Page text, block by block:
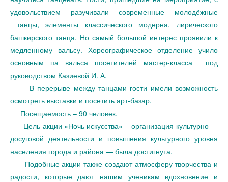
удовольствием разучивали современные молодёжные
танцы, элементы классического модерна, лирического
башкирского танца. Но самый большой интерес проявили к
медленному вальсу. Хореографическое отделение учило
основным па вальса посетителей мастер-класса под
руководством Казиевой И. А.
В перерыве между танцами гости имели возможность
осмотреть выставки и посетить арт-базар.
Посещаемость – 90 человек.
Цель акции «Ночь искусства» – организация культурно —
досуговой деятельности и повышения культурного уровня
населения города и района — была достигнута.
Подобные акции также создают атмосферу творчества и
радости, которые дают нашим ученикам вдохновение и